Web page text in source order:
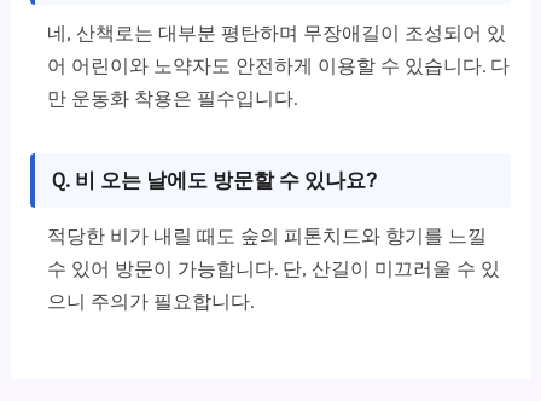
네, 산책로는 대부분 평탄하며 무장애길이 조성되어 있
어 어린이와 노약자도 안전하게 이용할 수 있습니다. 다
만 운동화 착용은 필수입니다.
Q. 비 오는 날에도 방문할 수 있나요?
적당한 비가 내릴 때도 숲의 피톤치드와 향기를 느낄
수 있어 방문이 가능합니다. 단, 산길이 미끄러울 수 있
으니 주의가 필요합니다.